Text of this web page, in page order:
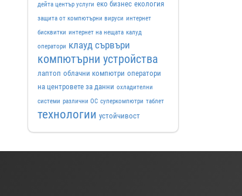
дейта център услуги еко бизнес екология
защита от компютърни вируси интернет
бисквитки интернет на нещата калуд
оператори клауд сървъри
компютърни устройства
лаптоп облачни компютри оператори
на центровете за данни охладителни
системи различни ОС суперкомпютри таблет
технологии устойчивост